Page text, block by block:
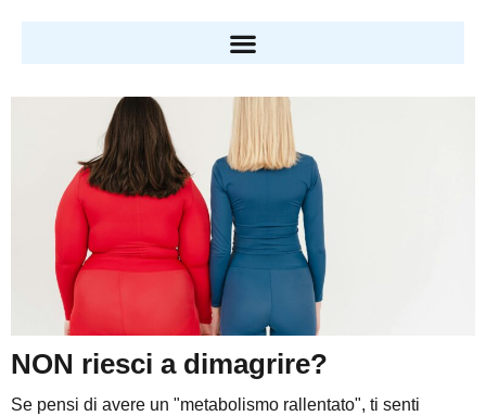
NON riesci a dimagrire?
Se pensi di avere un "metabolismo rallentato", ti senti